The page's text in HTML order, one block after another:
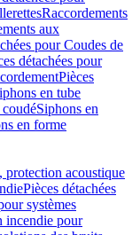
Raccordements
aux
pour Coudes de
détachées pour
Pièces
en tube
coudéSiphons en
en forme
protection acoustique
Pièces détachées
systèmes
incendie pour